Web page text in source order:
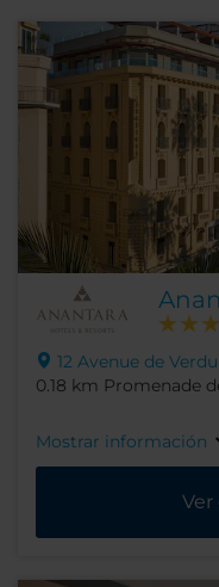
12 Avenue de
0.18 km Promenade
Mostrar información